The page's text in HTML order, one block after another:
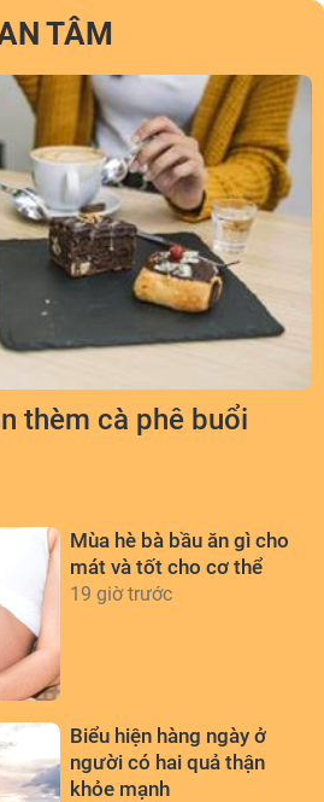
TÂM
thèm cà phê buổi
Mùa hè bà bầu ăn gì cho
mát và tốt cho cơ thể
19 giờ trước
Biểu hiện hàng ngày ở
người có hai quả thận
khỏe mạnh